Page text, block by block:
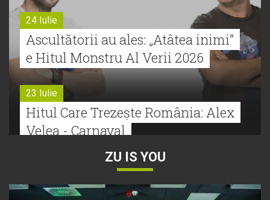
24 Iulie
Ascultătorii au ales: „Atâtea inimi”
e Hitul Monstru Al Verii 2026
23 Iulie
Hitul Care Trezește România: Alex
Velea - Carnaval
Bătălie strânsă la Hitul Monstru Al
ZU IS YOU